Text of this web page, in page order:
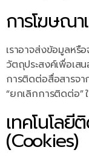
การโฆษณา
เราอาจส่งข้อมูลห
วัตถุประสงค์เพื่อเ
การติดต่อสื่อสารจ
“ยกเลิกการติดต่อ”
เทคโนโล
(Cookies)